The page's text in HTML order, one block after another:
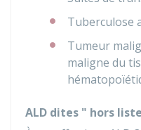
Tuberculose
Tumeur
maligne du
ALD dites " hors